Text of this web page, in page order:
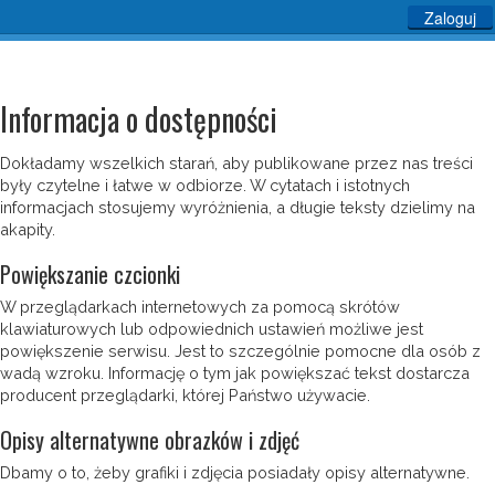
Zaloguj
Informacja o dostępności
Dokładamy wszelkich starań, aby publikowane przez nas treści
były czytelne i łatwe w odbiorze. W cytatach i istotnych
informacjach stosujemy wyróżnienia, a długie teksty dzielimy na
akapity.
Powiększanie czcionki
W przeglądarkach internetowych za pomocą skrótów
klawiaturowych lub odpowiednich ustawień możliwe jest
powiększenie serwisu. Jest to szczególnie pomocne dla osób z
wadą wzroku. Informację o tym jak powiększać tekst dostarcza
producent przeglądarki, której Państwo używacie.
Opisy alternatywne obrazków i zdjęć
Dbamy o to, żeby grafiki i zdjęcia posiadały opisy alternatywne.